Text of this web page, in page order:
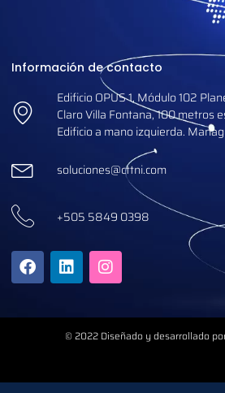
Información de contacto
Edificio OPUS 1, Módulo 102
Claro Villa Fontana, 100 metros
Edificio a mano izquierda.
soluciones@cttni.com
+505 5849 0398
© 2022 Diseñado y desarrollado